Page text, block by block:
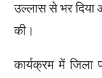
उल्लास से भर दिया
की।
कार्यक्रम में